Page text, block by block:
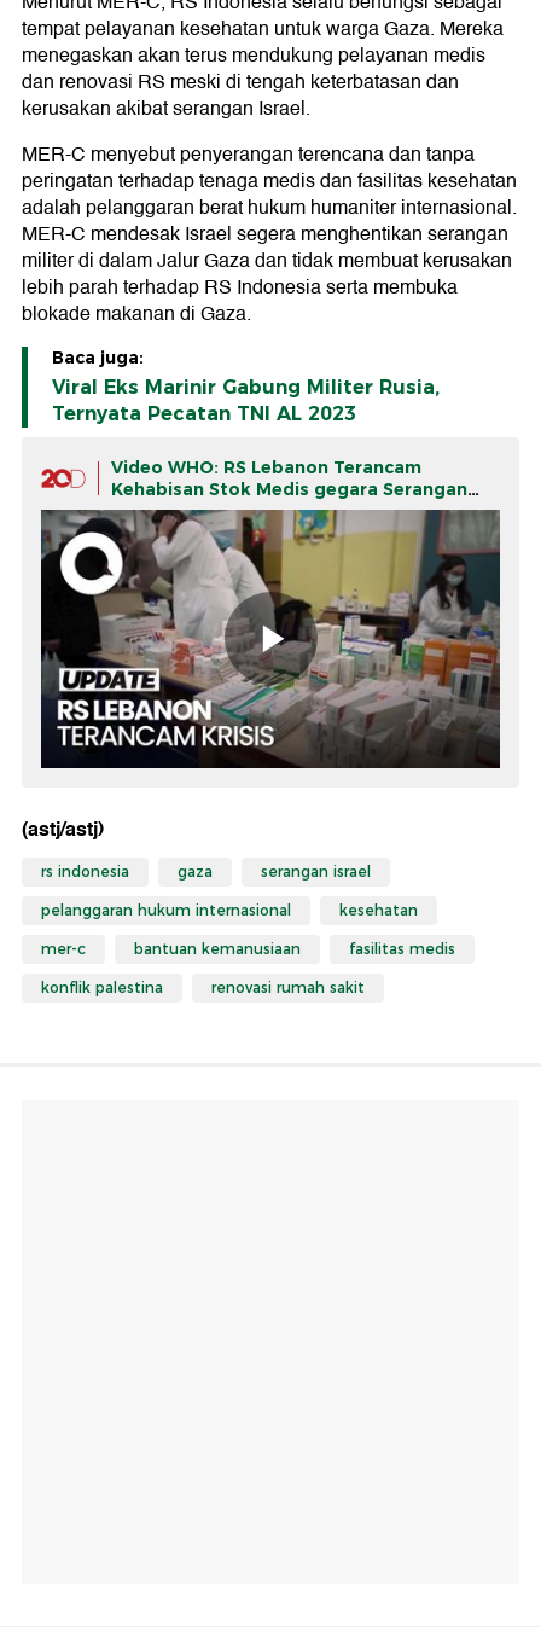
tempat pelayanan kesehatan untuk warga Gaza. Mereka
menegaskan akan terus mendukung pelayanan medis
dan renovasi RS meski di tengah keterbatasan dan
kerusakan akibat serangan Israel.
MER-C menyebut penyerangan terencana dan tanpa
peringatan terhadap tenaga medis dan fasilitas kesehatan
adalah pelanggaran berat hukum humaniter internasional.
MER-C mendesak Israel segera menghentikan serangan
militer di dalam Jalur Gaza dan tidak membuat kerusakan
lebih parah terhadap RS Indonesia serta membuka
blokade makanan di Gaza.
Baca juga:
Viral Eks Marinir Gabung Militer Rusia,
Ternyata Pecatan TNI AL 2023
Video WHO: RS Lebanon Terancam
Kehabisan Stok Medis gegara Serangan
Israel
(astj/astj)
rs indonesia gaza serangan israel
pelanggaran hukum internasional kesehatan
mer-c bantuan kemanusiaan fasilitas medis
konflik palestina renovasi rumah sakit